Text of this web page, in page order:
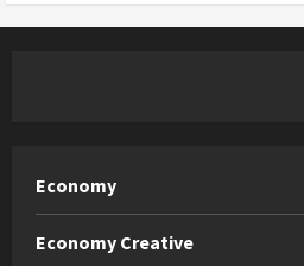
Economy
Economy Creative